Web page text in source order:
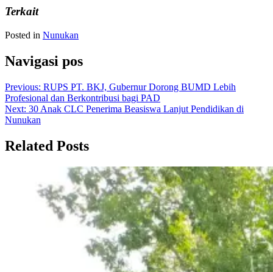
Terkait
Posted in Nunukan
Navigasi pos
Previous: RUPS PT. BKJ, Gubernur Dorong BUMD Lebih
Profesional dan Berkontribusi bagi PAD
Next: 30 Anak CLC Penerima Beasiswa Lanjut Pendidikan di
Nunukan
Related Posts